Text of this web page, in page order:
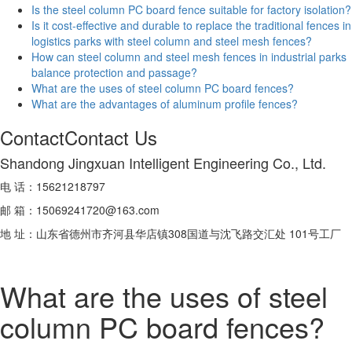
Is the steel column PC board fence suitable for factory isolation?
Is it cost-effective and durable to replace the traditional fences in
logistics parks with steel column and steel mesh fences?
How can steel column and steel mesh fences in industrial parks
balance protection and passage?
What are the uses of steel column PC board fences?
What are the advantages of aluminum profile fences?
ContactContact Us
Shandong Jingxuan Intelligent Engineering Co., Ltd.
电 话：15621218797
邮 箱：15069241720@163.com
地 址：山东省德州市齐河县华店镇308国道与沈飞路交汇处 101号工厂
What are the uses of steel
column PC board fences?